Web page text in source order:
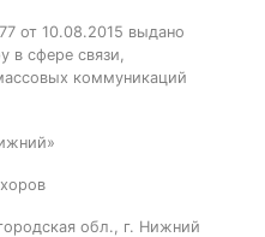
от 10.08.2015 выдано
в сфере связи,
коммуникаций
обл., г. Нижний